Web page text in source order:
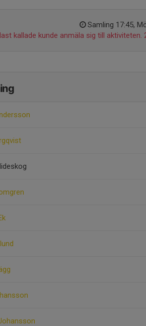
Samling 17:45,
kallade kunde anmäla sig till aktiviteten.